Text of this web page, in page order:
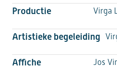
Productie Virga
Artistieke begeleiding
Affiche Jos